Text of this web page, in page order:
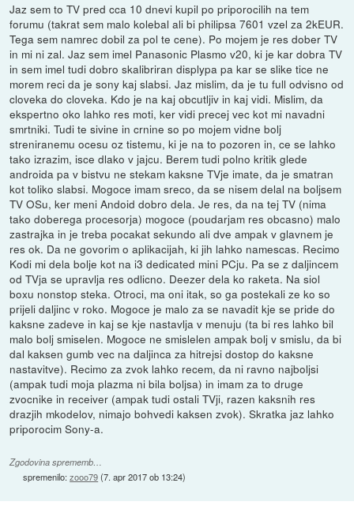
Jaz sem to TV pred cca 10 dnevi kupil po priporocilih na tem
forumu (takrat sem malo kolebal ali bi philipsa 7601 vzel za 2kEUR.
Tega sem namrec dobil za pol te cene). Po mojem je res dober TV
in mi ni zal. Jaz sem imel Panasonic Plasmo v20, ki je kar dobra TV
in sem imel tudi dobro skalibriran displypa pa kar se slike tice ne
morem reci da je sony kaj slabsi. Jaz mislim, da je tu full odvisno od
cloveka do cloveka. Kdo je na kaj obcutljiv in kaj vidi. Mislim, da
ekspertno oko lahko res moti, ker vidi precej vec kot mi navadni
smrtniki. Tudi te sivine in crnine so po mojem vidne bolj
streniranemu ocesu oz tistemu, ki je na to pozoren in, ce se lahko
tako izrazim, isce dlako v jajcu. Berem tudi polno kritik glede
androida pa v bistvu ne stekam kaksne TVje imate, da je smatran
kot toliko slabsi. Mogoce imam sreco, da se nisem delal na boljsem
TV OSu, ker meni Andoid dobro dela. Je res, da na tej TV (nima
tako doberega procesorja) mogoce (poudarjam res obcasno) malo
zastrajka in je treba pocakat sekundo ali dve ampak v glavnem je
res ok. Da ne govorim o aplikacijah, ki jih lahko namescas. Recimo
Kodi mi dela bolje kot na i3 dedicated mini PCju. Pa se z daljincem
od TVja se upravlja res odlicno. Deezer dela ko raketa. Na siol
boxu nonstop steka. Otroci, ma oni itak, so ga postekali ze ko so
prijeli daljinc v roko. Mogoce je malo za se navadit kje se pride do
kaksne zadeve in kaj se kje nastavlja v menuju (ta bi res lahko bil
malo bolj smiselen. Mogoce ne smislelen ampak bolj v smislu, da bi
dal kaksen gumb vec na daljinca za hitrejsi dostop do kaksne
nastavitve). Recimo za zvok lahko recem, da ni ravno najboljsi
(ampak tudi moja plazma ni bila boljsa) in imam za to druge
zvocnike in receiver (ampak tudi ostali TVji, razen kaksnih res
drazjih mkodelov, nimajo bohvedi kaksen zvok). Skratka jaz lahko
priporocim Sony-a.
Zgodovina sprememb…
spremenilo:zooo79(7. apr 2017 ob 13:24)